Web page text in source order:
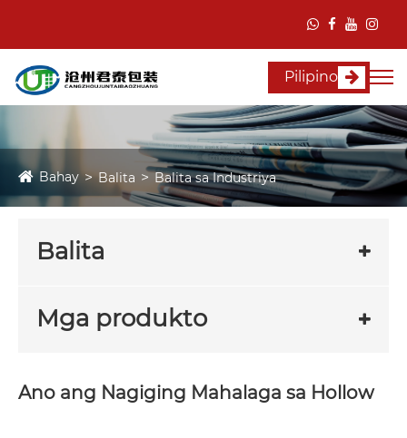
Pilipino
Bahay Balita Balita sa Industriya
Balita
Mga produkto
Ano ang Nagiging Mahalaga sa Hollow